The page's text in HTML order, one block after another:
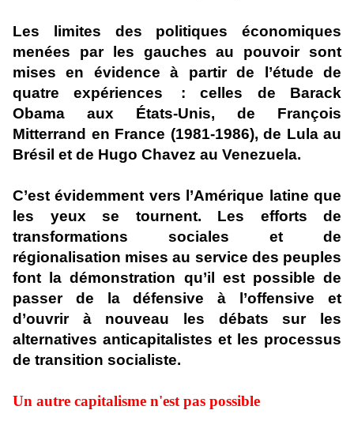
Les limites des politiques économiques
menées par les gauches au pouvoir sont
mises en évidence à partir de l’étude de
quatre expériences : celles de Barack
Obama aux États-Unis, de François
Mitterrand en France (1981-1986), de Lula au
Brésil et de Hugo Chavez au Venezuela.
C’est évidemment vers l’Amérique latine que
les yeux se tournent. Les efforts de
transformations sociales et de
régionalisation mises au service des peuples
font la démonstration qu’il est possible de
passer de la défensive à l’offensive et
d’ouvrir à nouveau les débats sur les
alternatives anticapitalistes et les processus
de transition socialiste.
Un autre capitalisme n'est pas possible